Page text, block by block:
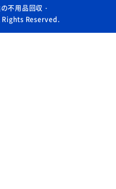
不用品回収・
Reserved.